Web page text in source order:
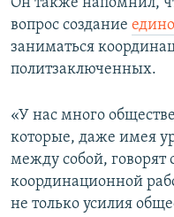
Он также напомнил,
вопрос создание
заниматься
политзаключенных.
«У нас много
которые, даже имея
между собой, говорят
координационной
не только усилия